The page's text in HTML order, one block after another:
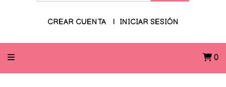
CREAR CUENTA INICIAR SESIÓN
0